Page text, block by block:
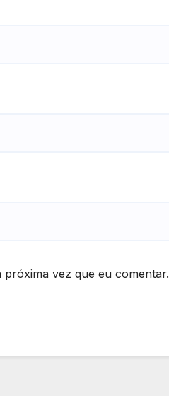
vez que eu comentar.